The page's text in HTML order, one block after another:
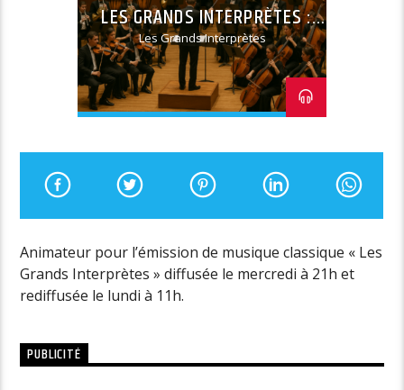
LES GRANDS INTERPRÈTES :
JASCHA, TOSCHA MISHA ET
QUELQUES AUTRES.
Les Grands Interprètes
Animateur pour l’émission de musique classique « Les
Grands Interprètes » diffusée le mercredi à 21h et
rediffusée le lundi à 11h.
PUBLICITÉ